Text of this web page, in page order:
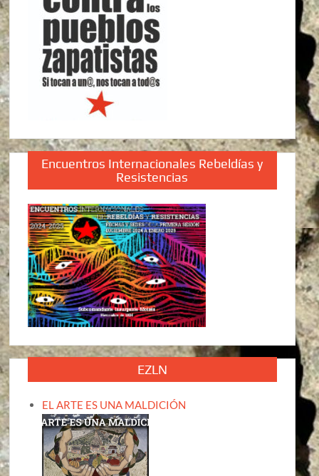
Encuentros Internacionales Rebeldías y
Resistencias
EZLN
EL ARTE ES UNA MALDICIÓN